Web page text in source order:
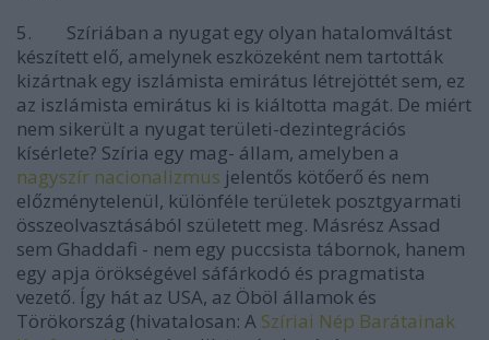
5. Szíriában a nyugat egy olyan hatalomváltást
készített elő, amelynek eszközeként nem tartották
kizártnak egy iszlámista emirátus létrejöttét sem, ez
az iszlámista emirátus ki is kiáltotta magát. De miért
nem sikerült a nyugat területi-dezintegrációs
kísérlete? Szíria egy mag- állam, amelyben a
nagyszír nacionalizmus jelentős kötőerő és nem
előzménytelenül, különféle területek posztgyarmati
összeolvasztásából született meg. Másrész Assad
sem Ghaddafi - nem egy puccsista tábornok, hanem
egy apja örökségével sáfárkodó és pragmatista
vezető. Így hát az USA, az Öböl államok és
Törökország (hivatalosan: A Szíriai Nép Barátainak